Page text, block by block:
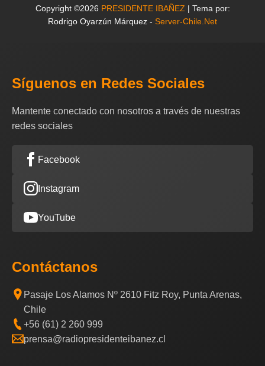
Copyright ©2026 PRESIDENTE IBAÑEZ | Tema por:
Rodrigo Oyarzún Márquez - Server-Chile.Net
Síguenos en Redes Sociales
Mantente conectado con nosotros a través de nuestras
redes sociales
Facebook
Instagram
YouTube
Contáctanos
Pasaje Los Alamos Nº 2610 Fitz Roy, Punta Arenas,
Chile
+56 (61) 2 260 999
prensa@radiopresidenteibanez.cl